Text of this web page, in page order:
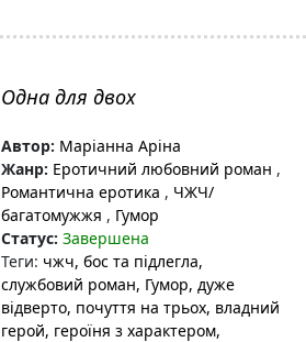
Одна для двох
Автор: Маріанна Аріна
Жанр: Еротичний любовний роман ,
Романтична еротика , ЧЖЧ/
багатомужжя , Гумор
Статус: Завершена
Теги: чжч, бос та підлегла,
службовий роман, Гумор, дуже
відверто, почуття на трьох, владний
герой, героїня з характером,